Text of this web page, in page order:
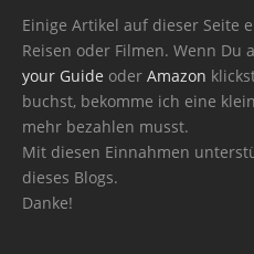
Einige Artikel auf dieser Seite
Reisen oder Filmen. Wenn Du
your Guide oder Amazon
buchst, bekomme ich eine
mehr bezahlen musst.
Mit diesen Einnahmen
dieses Blogs.
Danke!